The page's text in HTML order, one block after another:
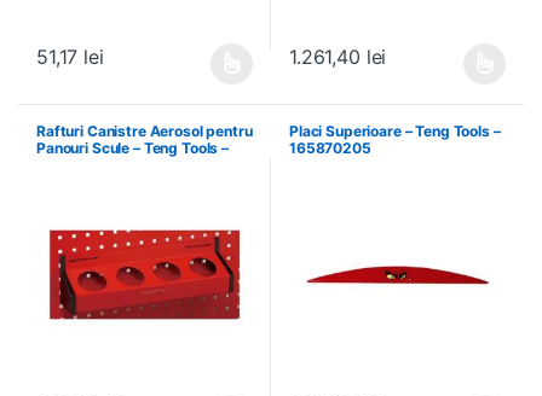
51,17 lei 1.261,40 lei
Rafturi Canistre Aerosol pentru
Panouri Scule – Teng Tools –
Placi Superioare – Teng Tools –
165870205